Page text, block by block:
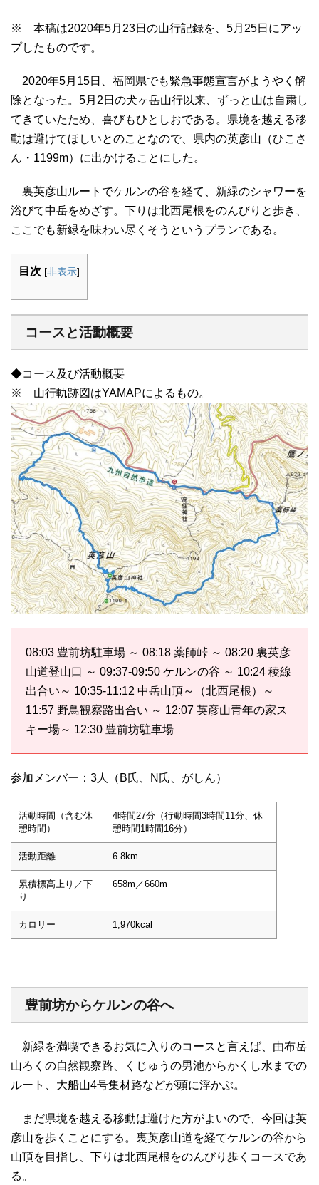
※ 本稿は2020年5月23日の山行記録を、5月25日にアッ
プしたものです。
2020年5月15日、福岡県でも緊急事態宣言がようやく解
除となった。5月2日の犬ヶ岳山行以来、ずっと山は自粛し
てきていたため、喜びもひとしおである。県境を越える移
動は避けてほしいとのことなので、県内の英彦山（ひこさ
ん・1199m）に出かけることにした。
裏英彦山ルートでケルンの谷を経て、新緑のシャワーを
浴びて中岳をめざす。下りは北西尾根をのんびりと歩き、
ここでも新緑を味わい尽くそうというプランである。
目次 [非表示]
コースと活動概要
◆コース及び活動概要
※ 山行軌跡図はYAMAPによるもの。
08:03 豊前坊駐車場 ～ 08:18 薬師峠 ～ 08:20 裏英彦
山道登山口 ～ 09:37-09:50 ケルンの谷 ～ 10:24 稜線
出合い～ 10:35-11:12 中岳山頂～（北西尾根）～
11:57 野鳥観察路出合い ～ 12:07 英彦山青年の家ス
キー場～ 12:30 豊前坊駐車場
参加メンバー：3人（B氏、N氏、がしん）
活動時間（含む休
憩時間）
4時間27分（行動時間3時間11分、休
憩時間1時間16分）
活動距離 6.8km
累積標高上り／下
り
658m／660m
カロリー 1,970kcal
豊前坊からケルンの谷へ
新緑を満喫できるお気に入りのコースと言えば、由布岳
山ろくの自然観察路、くじゅうの男池からかくし水までの
ルート、大船山4号集材路などが頭に浮かぶ。
まだ県境を越える移動は避けた方がよいので、今回は英
彦山を歩くことにする。裏英彦山道を経てケルンの谷から
山頂を目指し、下りは北西尾根をのんびり歩くコースであ
る。